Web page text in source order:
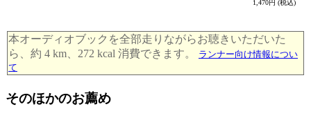
1,470円 (税込)
本オーディオブックを全部走りながらお聴きいただいた
ら、約 4 km、272 kcal 消費できます。
ランナー向け情報につい
て
そのほかのお薦め